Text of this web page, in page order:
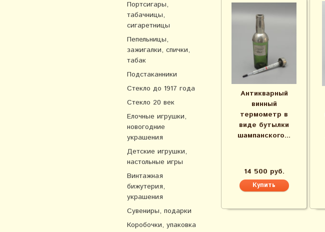
Портсигары,
табачницы,
сигаретницы
Пепельницы,
зажигалки, спички,
табак
Подстаканники
Стекло до 1917 года
Стекло 20 век
Елочные игрушки,
новогодние
украшения
Детские игрушки,
настольные игры
Винтажная
бижутерия,
украшения
Сувениры, подарки
Коробочки, упаковка
Антикварный
винный
термометр в
виде бутылки
шампанского...
14 500 руб.